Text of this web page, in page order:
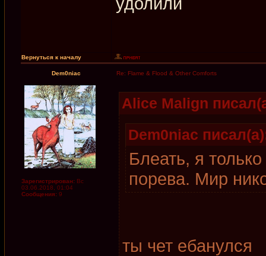
Вернуться к началу
Dem0niac Re: Flame & Flood & Other Comforts
Зарегистрирован: Вс
03.06.2018, 01:04
Сообщения: 9
Alice Malign
Dem0niac
Блеать, я
порева. Мир
ты чет ебанулся